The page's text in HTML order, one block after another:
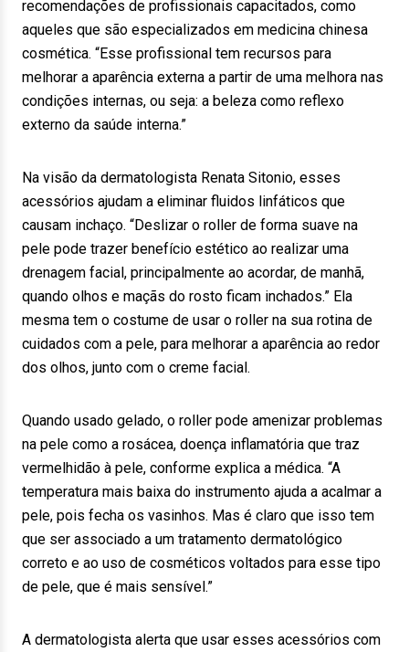
recomendações de profissionais capacitados, como
aqueles que são especializados em medicina chinesa
cosmética. “Esse profissional tem recursos para
melhorar a aparência externa a partir de uma melhora nas
condições internas, ou seja: a beleza como reflexo
externo da saúde interna.”
Na visão da dermatologista Renata Sitonio, esses
acessórios ajudam a eliminar fluidos linfáticos que
causam inchaço. “Deslizar o roller de forma suave na
pele pode trazer benefício estético ao realizar uma
drenagem facial, principalmente ao acordar, de manhã,
quando olhos e maçãs do rosto ficam inchados.” Ela
mesma tem o costume de usar o roller na sua rotina de
cuidados com a pele, para melhorar a aparência ao redor
dos olhos, junto com o creme facial.
Quando usado gelado, o roller pode amenizar problemas
na pele como a rosácea, doença inflamatória que traz
vermelhidão à pele, conforme explica a médica. “A
temperatura mais baixa do instrumento ajuda a acalmar a
pele, pois fecha os vasinhos. Mas é claro que isso tem
que ser associado a um tratamento dermatológico
correto e ao uso de cosméticos voltados para esse tipo
de pele, que é mais sensível.”
A dermatologista alerta que usar esses acessórios com